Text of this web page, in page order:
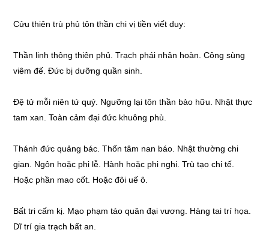
Cửu thiên trù phủ tôn thần chi vị tiền viết duy:
Thần linh thông thiên phủ. Trạch phái nhân hoàn. Công sùng
viêm đế. Đức bị dưỡng quần sinh.
Đệ tử mỗi niên tứ quý. Ngưỡng lại tôn thần bảo hữu. Nhật thực
tam xan. Toàn cảm đại đức khuông phù.
Thánh đức quảng bác. Thốn tâm nan báo. Nhật thường chi
gian. Ngôn hoặc phi lễ. Hành hoặc phi nghi. Trù tạo chi tế.
Hoặc phần mao cốt. Hoặc đôi uế ô.
Bất tri cấm kị. Mạo phạm táo quân đại vương. Hàng tai trí họa.
Dĩ trí gia trạch bất an.